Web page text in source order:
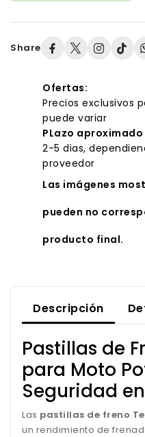
Share
Ofertas:
Precios exclusivos
puede variar
PLazo aproximado
2-5 dias,
proveedor
Las imágenes
pueden no
producto final.
Descripción
Pastillas de
para Moto
Seguridad
Las pastillas de freno
un rendimiento de